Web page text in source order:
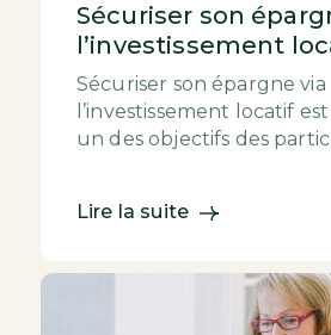
Sécuriser son
l’investissement
Sécuriser son épargne via
l’investissement locatif est
un des objectifs des
Lire la suite